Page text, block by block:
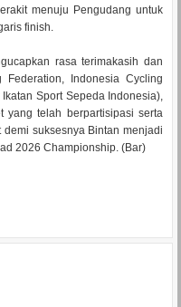
menuju Pengudang untuk
finish.
rasa terimakasih dan
Indonesia Cycling
Sport Sepeda Indonesia),
yang telah berpartisipasi serta
suksesnya Bintan menjadi
2026 Championship. (Bar)